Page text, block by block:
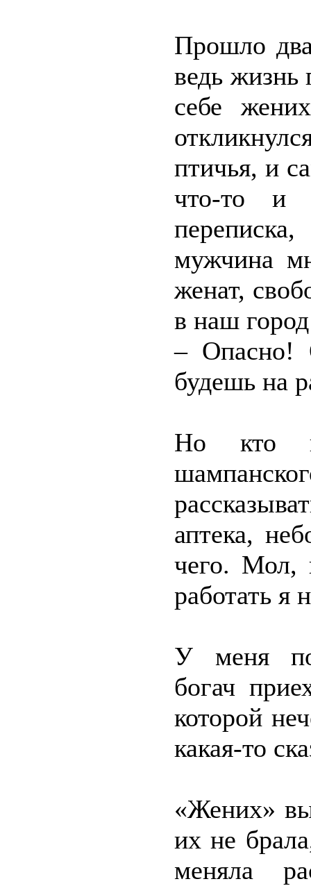
Прошло
ведь жизнь
себе
птичья, и
что-то и
мужчина
женат,
в наш
– Опасно!
будешь на
Но кто
аптека,
чего. Мол,
работать я
У меня
богач
которой
какая-то
«Жених»
их не
меняла